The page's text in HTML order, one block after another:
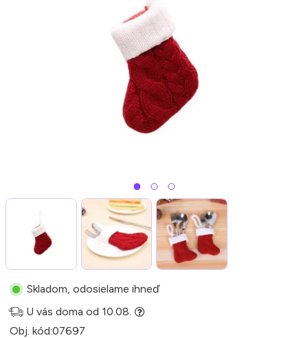
Skladom, odosielame ihneď
U vás doma od 10.08.
Obj. kód:07697